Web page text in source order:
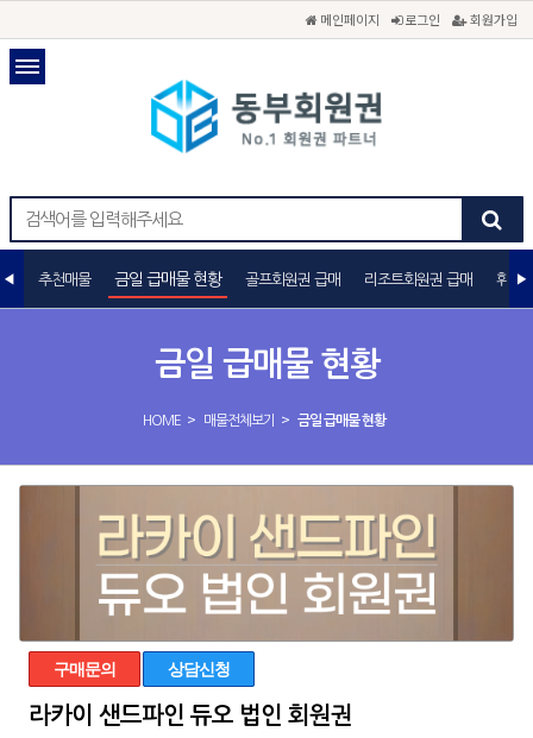
메인페이지 로그인 회원가입
금일 급매물 현황
HOME > 매물전체보기 > 금일 급매물 현황
추천매물 금일 급매물 현황 골프회원권 급매 리조트회원권 급매 휘트
구매문의 상담신청
라카이 샌드파인 듀오 법인 회원권